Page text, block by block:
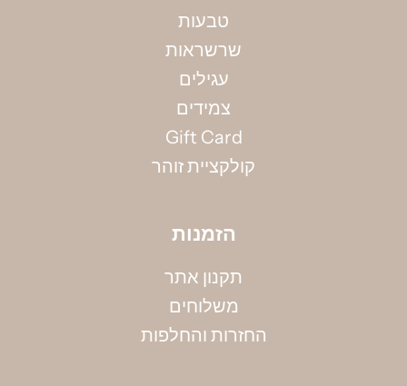
מדידת קוטר צמיד
בס"מ, תוכלי להשתמש גם בסרט מדידה.
טבעות
שרשראות
עגילים
צמידים
Gift Card
קולקציית זוהר
הזמנות
תקנון אתר
משלוחים
החזרות והחלפות